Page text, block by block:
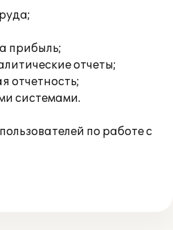
прибыль;
отчеты;
отчетность;
системами.
по работе с